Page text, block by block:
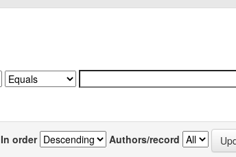
In order Authors/record